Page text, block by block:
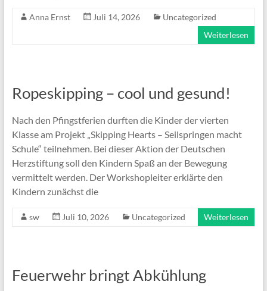
Anna Ernst Juli 14, 2026
Uncategorized
Weiterlesen
Ropeskipping – cool und gesund!
Nach den Pfingstferien durften die Kinder der vierten
Klasse am Projekt „Skipping Hearts – Seilspringen macht
Schule“ teilnehmen. Bei dieser Aktion der Deutschen
Herzstiftung soll den Kindern Spaß an der Bewegung
vermittelt werden. Der Workshopleiter erklärte den
Kindern zunächst die
sw Juli 10, 2026 Uncategorized Weiterlesen
Feuerwehr bringt Abkühlung